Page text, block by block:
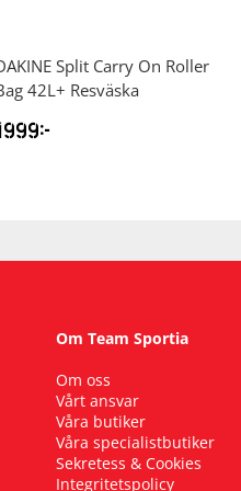
Split Carry On Roller
42L+ Resväska
kr
Om Team Sportia
Om oss
Vårt ansvar
Våra butiker
Våra specialistbutiker
Sekretess & Cookies
Integritetspolicy